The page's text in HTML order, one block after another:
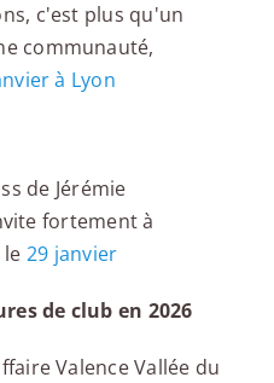
c'est plus qu'un
communauté,
à Lyon
de Jérémie
fortement à
29 janvier
de club en 2026
Valence Vallée du